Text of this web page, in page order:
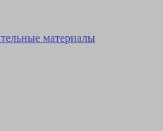
материалы